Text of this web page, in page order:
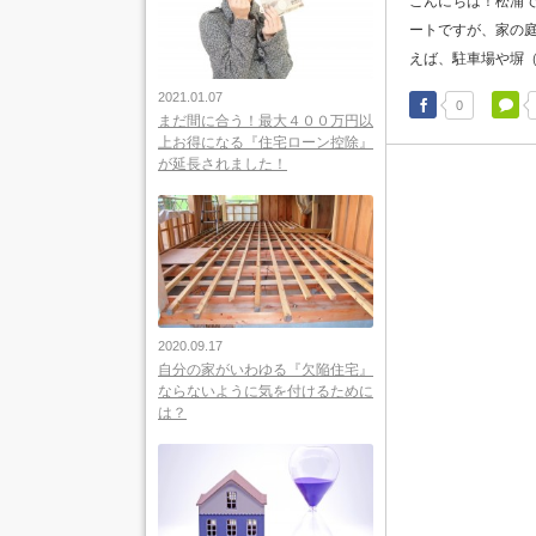
ートですが、家の
えば、駐車場や塀
0
2021.01.07
まだ間に合う！最大４００万円以
上お得になる『住宅ローン控除』
が延長されました！
2020.09.17
自分の家がいわゆる『欠陥住宅』
ならないように気を付けるために
は？